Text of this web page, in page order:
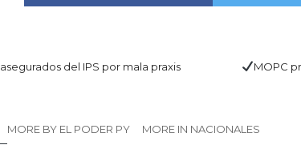
del IPS por mala praxis
MOPC
MORE BY EL PODER PY MORE IN NACIONALES